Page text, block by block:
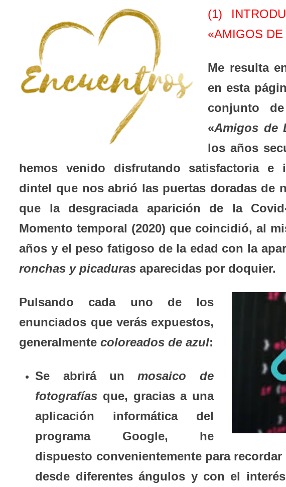
(1)
«AMIGOS
Me resulta
en esta
conjunto
«Amigos de
los años
hemos venido disfrutando satisfactoria e
dintel que nos abrió las puertas doradas de
que la desgraciada aparición de la
Momento temporal (2020) que coincidió, al
años y el peso fatigoso de la edad con la
ronchas y picaduras aparecidas por doquier.
Pulsando cada uno de los
enunciados que verás expuestos,
generalmentecoloreados de azul:
Se abrirá unmosaico de
fotografías que, gracias a una
aplicación informática del
programa Google, he
dispuesto convenientemente para
desde diferentes ángulos y con el